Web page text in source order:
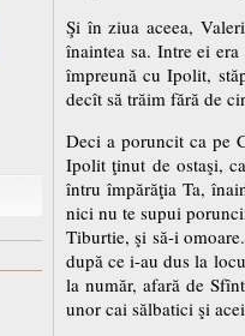
Şi în ziua aceea,
înaintea sa. Intre ei
împreună cu Ipolit,
decît să trăim fără de
Deci a poruncit ca pe
Ipolit ţinut de ostaşi,
întru împărăţia Ta,
nici nu te supui
Tiburtie, şi să-i
după ce i-au dus la
la număr, afară de
unor cai sălbatici şi